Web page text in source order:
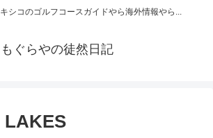
シコのゴルフコースガイドやら海外情報やら...
もぐらやの徒然日記
LAKES